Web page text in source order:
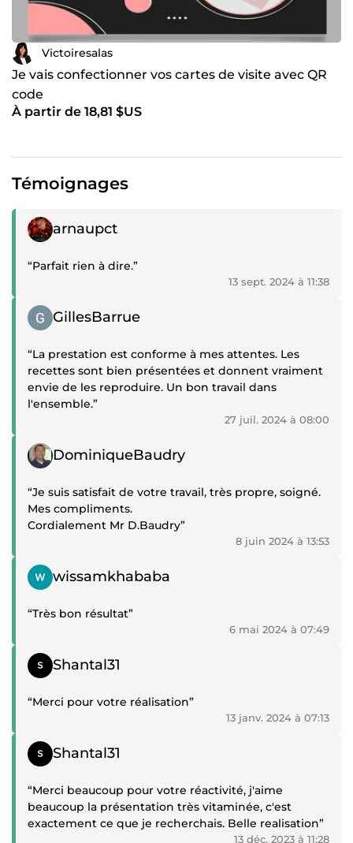
Victoiresalas
Je vais confectionner vos cartes de visite avec QR
code
À partir de 18,81 $US
Témoignages
Témoignage positif
arnaupct
“Parfait rien à dire.”
13 sept. 2024 à 11:38
Témoignage positif
GillesBarrue
“La prestation est conforme à mes attentes. Les
recettes sont bien présentées et donnent vraiment
envie de les reproduire. Un bon travail dans
l'ensemble.”
27 juil. 2024 à 08:00
Témoignage positif
DominiqueBaudry
“Je suis satisfait de votre travail, très propre, soigné.
Mes compliments.
Cordialement Mr D.Baudry”
8 juin 2024 à 13:53
Témoignage positif
wissamkhababa
“Très bon résultat”
6 mai 2024 à 07:49
Témoignage positif
Shantal31
“Merci pour votre réalisation”
13 janv. 2024 à 07:13
Témoignage positif
Shantal31
“Merci beaucoup pour votre réactivité, j'aime
beaucoup la présentation très vitaminée, c'est
exactement ce que je recherchais. Belle realisation”
13 déc. 2023 à 11:28